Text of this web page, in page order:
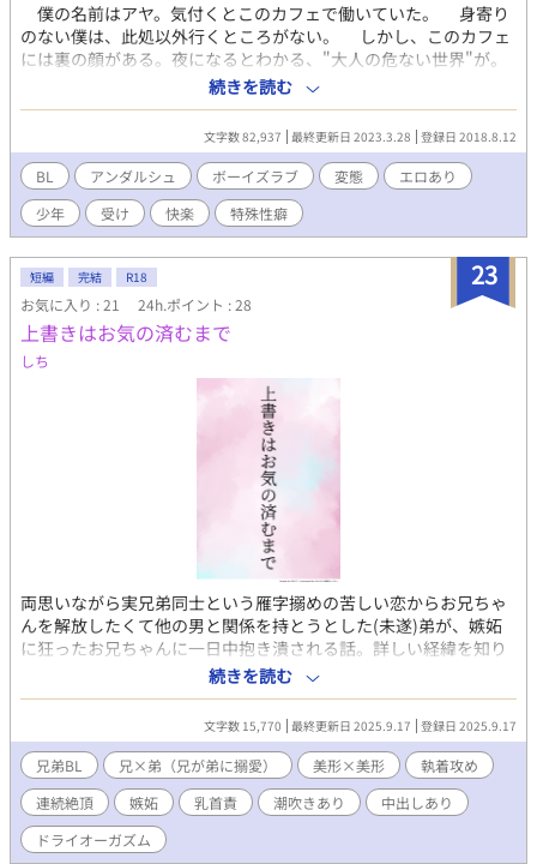
僕の名前はアヤ。気付くとこのカフェで働いていた。 身寄り
のない僕は、此処以外行くところがない。 しかし、このカフェ
には裏の顔がある。夜になるとわかる、"大人の危ない世界"が。
昼はカフェで働き、夜は"商品"になる僕は、1人の男性に恋をし
た。 "商品"の僕が、愛する人と一緒になるまでの物語。 ※エロ
い意味で18禁です。 ※BLショタがメインとなります。 ※【昼】
はカフェ中心お話、【夜】は夜のお店中心のお話です。 ※R18部
分は【夜】の*の付く話に含まれます(若干見定めが甘いですので
ご注意ください) ※一部性欲の捌け口のような描写があります。
※だいたいが変態です。 ※愛する人とはいちゃラブします。 ※但
し、男の子の年齢は18over、見た目がこどもという設定です。
Key Word*** 少年、青年、男子、ボーイズラブ、BL、男の娘、コ
スプレ、女装、甘々、あまあま、調教、性、いじめ、セックス、
SEX、アダルト、18指定、いちゃらぶ、年の差、男同士、玩具、
和姦、愛、恋、片思い、両思い、売買、身請け、小学生、大学
生、童顔、しょた、性癖、変態、特殊、男性向け、女性向け、同
性愛、ハード、えっち、H、エッチ
続きを読む
文字数 82,937 最終更新日 2023.3.28 登録日 2018.8.12
BL アンダルシュ ボーイズラブ 変態
エロあり
少年
受け 快楽 特殊性癖
23
短編 完結 R18
お気に入り : 21 24h.ポイント : 28
上書きはお気の済むまで
しち
両思いながら実兄弟同士という雁字搦めの苦しい恋からお兄ちゃ
んを解放したくて他の男と関係を持とうとした(未遂)弟が、嫉妬
に狂ったお兄ちゃんに一日中抱き潰される話。詳しい経緯を知り
https://www.alphapolis.co.jp/novel/557561084/314995048
https://www.alphapolis.co.jp/novel/557561084/399986105 を
どうぞ。(これだけでも読めると思います)ほぼエロです。
続きを読む
文字数 15,770 最終更新日 2025.9.17 登録日 2025.9.17
兄弟BL 兄×弟（兄が弟に搦愛） 美形×美形
執着攻め
連続絶頂
嫉妬 乳首責 潮吹きあり
中出しあり
ドライオーガズム